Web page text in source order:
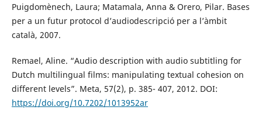
Puigdomènech, Laura; Matamala, Anna & Orero, Pilar. Bases
per a un futur protocol d’audiodescripció per a l’àmbit
català, 2007.
Remael, Aline. “Audio description with audio subtitling for
Dutch multilingual films: manipulating textual cohesion on
different levels”. Meta, 57(2), p. 385- 407, 2012. DOI:
https://doi.org/10.7202/1013952ar